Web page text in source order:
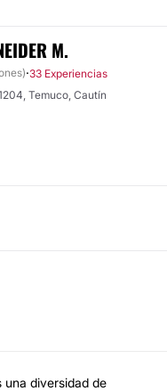
M.
·33 Experiencias
Temuco, Cautín
una diversidad de